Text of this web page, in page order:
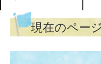
現在のページ